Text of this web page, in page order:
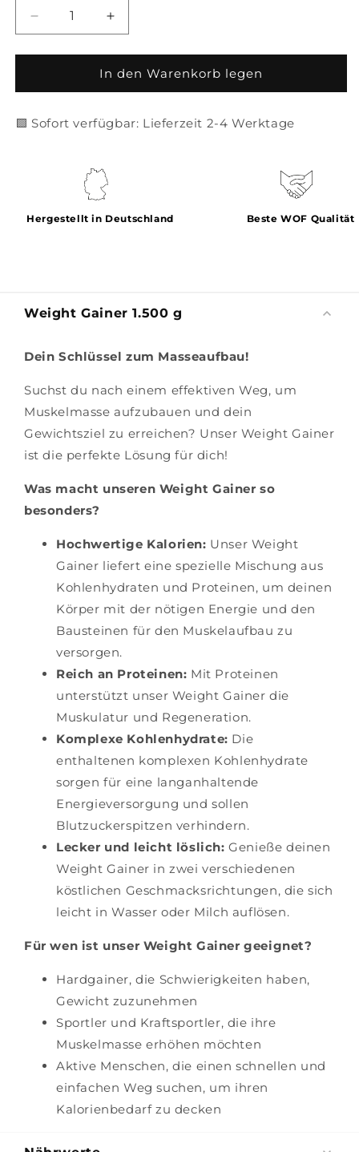
Verringere
die
Menge
Weight
1.500
Erhöhe
die
Menge
für
Weight
1.500
In den Warenkorb legen
🟩 Sofort verfügbar: Lieferzeit 2-4 Werktage
Hergestellt in Deutschland Beste WOF Qualität
Weight Gainer 1.500 g
Dein Schlüssel zum Masseaufbau!
Suchst du nach einem effektiven Weg, um
Muskelmasse aufzubauen und dein
Gewichtsziel zu erreichen? Unser Weight Gainer
ist die perfekte Lösung für dich!
Was macht unseren Weight Gainer so
besonders?
Hochwertige Kalorien: Unser Weight
Gainer liefert eine spezielle Mischung aus
Kohlenhydraten und Proteinen, um deinen
Körper mit der nötigen Energie und den
Bausteinen für den Muskelaufbau zu
versorgen.
Reich an Proteinen: Mit Proteinen
unterstützt unser Weight Gainer die
Muskulatur und Regeneration.
Komplexe Kohlenhydrate: Die
enthaltenen komplexen Kohlenhydrate
sorgen für eine langanhaltende
Energieversorgung und sollen
Blutzuckerspitzen verhindern.
Lecker und leicht löslich:Genieße deinen
Weight Gainer in zwei verschiedenen
köstlichen Geschmacksrichtungen, die sich
leicht in Wasser oder Milch auflösen.
Für wen ist unser Weight Gainer geeignet?
Hardgainer, die Schwierigkeiten haben,
Gewicht zuzunehmen
Sportler und Kraftsportler, die ihre
Muskelmasse erhöhen möchten
Aktive Menschen, die einen schnellen und
einfachen Weg suchen, um ihren
Kalorienbedarf zu decken